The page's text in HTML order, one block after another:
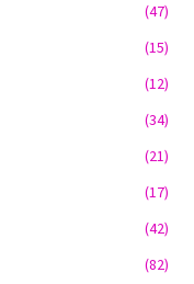
(47)
(15)
(12)
(34)
(21)
(17)
(42)
(82)